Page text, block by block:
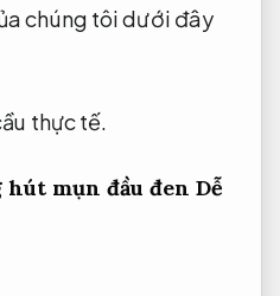
điều trị chất lượng ổn
xảy ra,
cầu thực tế.
Nhanh chóng.
Theo sát